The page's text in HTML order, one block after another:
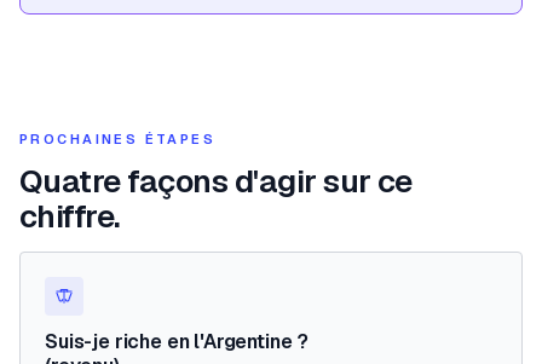
PROCHAINES ÉTAPES
Quatre façons d'agir sur ce
chiffre.
Suis-je riche en l'Argentine ?